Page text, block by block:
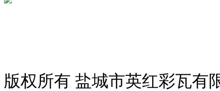
版权所有 盐城市英红彩瓦有